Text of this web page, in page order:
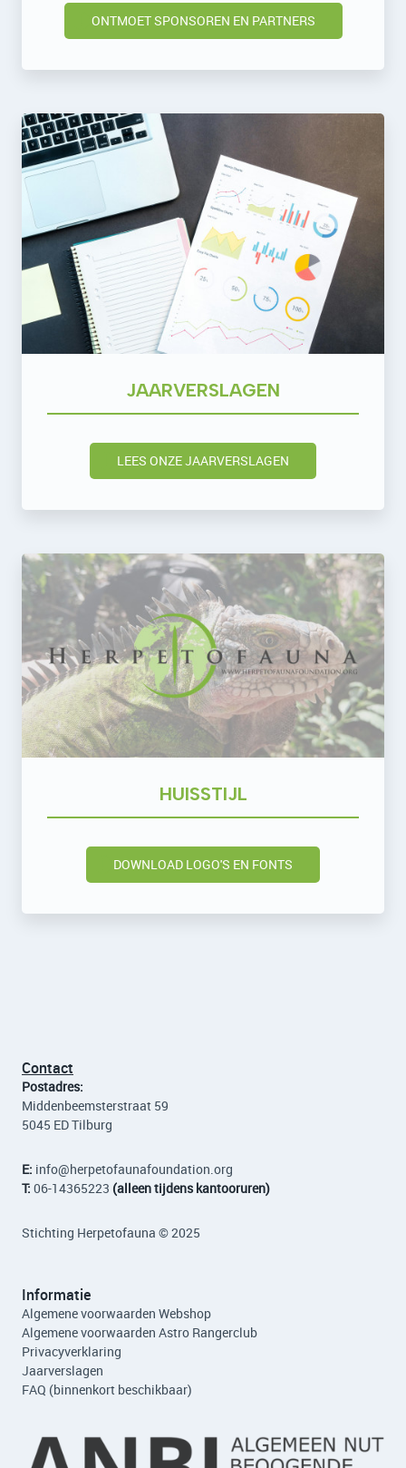
ONTMOET SPONSOREN EN PARTNERS
JAARVERSLAGEN
LEES ONZE JAARVERSLAGEN
HUISSTIJL
DOWNLOAD LOGO'S EN FONTS
Contact
Postadres:
Middenbeemsterstraat 59
5045 ED Tilburg
E: info@herpetofaunafoundation.org
T: 06-14365223 (alleen tijdens kantooruren)
Stichting Herpetofauna © 2025
Informatie
Algemene voorwaarden Webshop
Algemene voorwaarden Astro Rangerclub
Privacyverklaring
Jaarverslagen
FAQ (binnenkort beschikbaar)